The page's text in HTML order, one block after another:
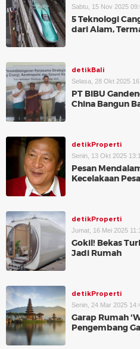
Sabtu, 15 Nov 2025
5 Teknologi
dari Alam,
detikBali
Selasa, 28 Okt 2025
PT BIBU
China Bangun
detikProperti
Senin, 13 Okt 2025
Pesan
Kecelakaan
detikProperti
Jumat, 16 Mei 2025
Gokil! Bekas
Jadi Rumah
detikProperti
Senin, 24 Mar 2025
Garap Rumah
Pengembang